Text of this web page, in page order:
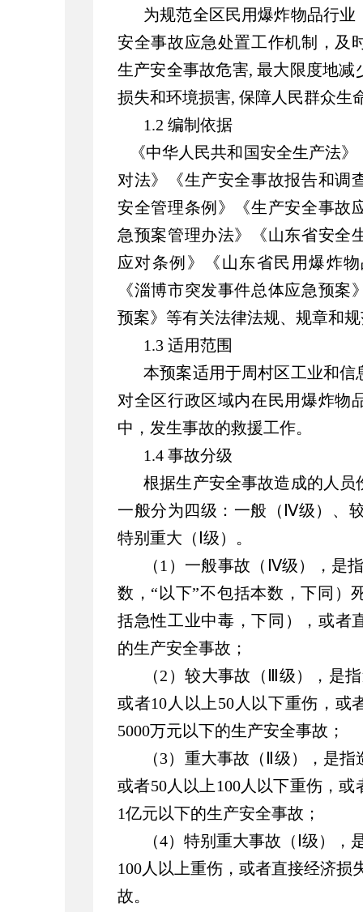
为规范全区民用爆炸物品行
安全事故应急处置工作机制，及
生产安全事故危害, 最大限度地
损失和环境损害, 保障人民群众生
1.2 编制依据
《中华人民共和国安全生产法
对法》《生产安全事故报告和调
安全管理条例》《生产安全事故
急预案管理办法》《山东省安全
应对条例》《山东省民用爆炸
《淄博市突发事件总体应急预
预案》等有关法律法规、规章和
1.3 适用范围
本预案适用于周村区工业和
对全区行政区域内在民用爆炸物
中，发生事故的救援工作。
1.4 事故分级
根据生产安全事故造成的人
一般分为四级：一般（Ⅳ级）、
特别重大（Ⅰ级）。
（1）一般事故（Ⅳ级），是
数，“以下”不包括本数，下同）
括急性工业中毒，下同），或者
的生产安全事故；
（2）较大事故（Ⅲ级），是
或者10人以上50人以下重伤，或
5000万元以下的生产安全事故；
（3）重大事故（Ⅱ级），是
或者50人以上100人以下重伤，
1亿元以下的生产安全事故；
（4）特别重大事故（Ⅰ级）
100人以上重伤，或者直接经济损
故。